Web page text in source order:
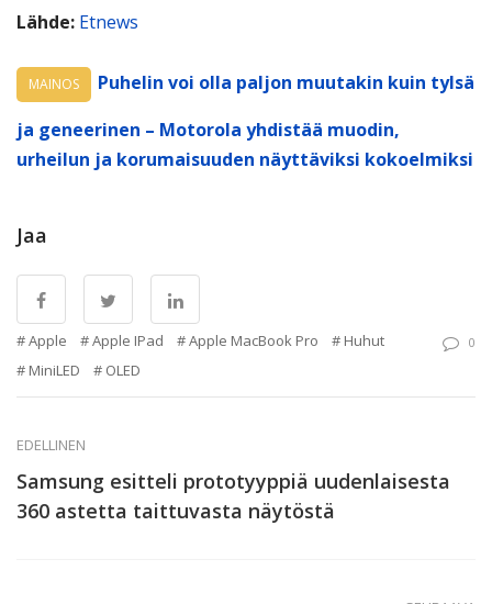
Lähde: Etnews
MAINOS
Puhelin voi olla paljon muutakin kuin tylsä
ja geneerinen – Motorola yhdistää muodin,
urheilun ja korumaisuuden näyttäviksi kokoelmiksi
Jaa
Apple Apple IPad Apple MacBook Pro
Huhut
MiniLED
OLED
0
EDELLINEN
Samsung esitteli prototyyppiä uudenlaisesta
360 astetta taittuvasta näytöstä